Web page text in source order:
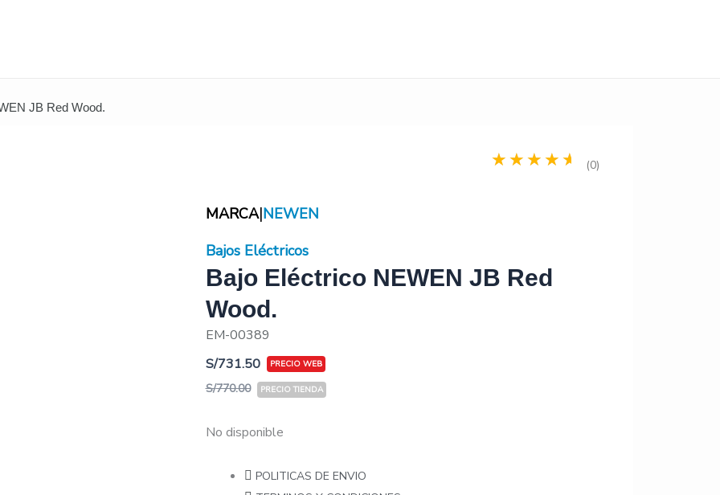
JB Red Wood.
(0)
MARCA|NEWEN
Bajos Eléctricos
Bajo Eléctrico NEWEN JB Red
Wood.
EM-00389
S/770.00
S/731.50
No disponible
POLITICAS DE ENVIO